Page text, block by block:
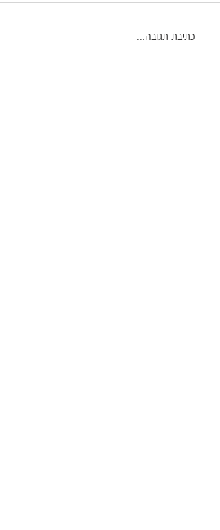
מה חדש בפוטושופ גירסה
2021
כתיבת תגובה...